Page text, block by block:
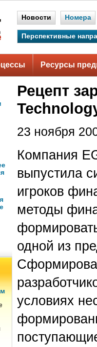
Новости Номера
Перспективные
Ресурсы
Рецепт
23 ноября
Компания
выпустила
игроков
методы
одной из
условиях